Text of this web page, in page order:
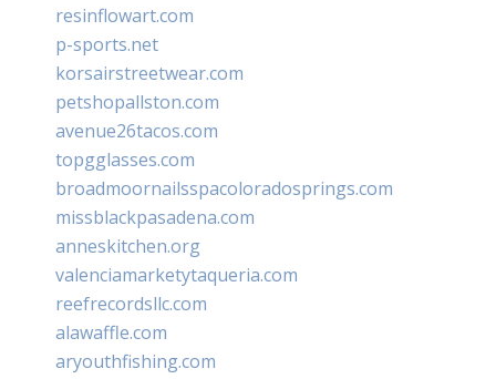
resinflowart.com
p-sports.net
korsairstreetwear.com
petshopallston.com
avenue26tacos.com
topgglasses.com
broadmoornailsspacoloradosprings.com
missblackpasadena.com
anneskitchen.org
valenciamarketytaqueria.com
reefrecordsllc.com
alawaffle.com
aryouthfishing.com